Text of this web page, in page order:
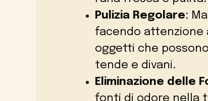
Pulizia Regolare:
facendo attenzione
oggetti che
tende e divani.
Eliminazione delle
fonti di odore nella